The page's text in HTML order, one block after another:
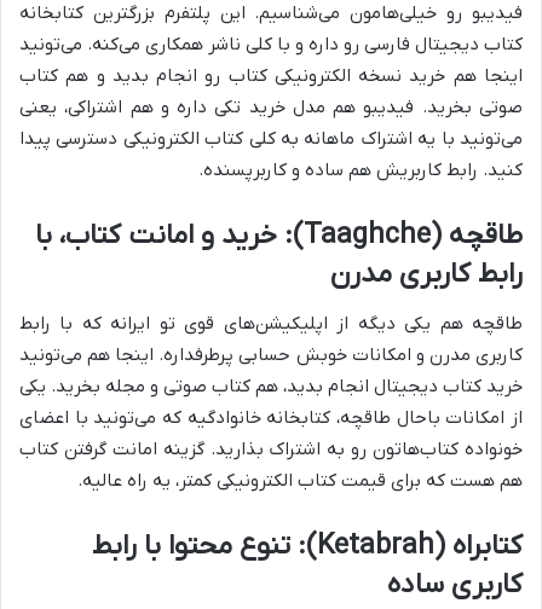
فیدیبو رو خیلی‌هامون می‌شناسیم. این پلتفرم بزرگترین کتابخانه
کتاب دیجیتال فارسی رو داره و با کلی ناشر همکاری می‌کنه. می‌تونید
اینجا هم خرید نسخه الکترونیکی کتاب رو انجام بدید و هم کتاب
صوتی بخرید. فیدیبو هم مدل خرید تکی داره و هم اشتراکی، یعنی
می‌تونید با یه اشتراک ماهانه به کلی کتاب الکترونیکی دسترسی پیدا
کنید. رابط کاربریش هم ساده و کاربرپسنده.
طاقچه (Taaghche): خرید و امانت کتاب، با
رابط کاربری مدرن
طاقچه هم یکی دیگه از اپلیکیشن‌های قوی تو ایرانه که با رابط
کاربری مدرن و امکانات خوبش حسابی پرطرفداره. اینجا هم می‌تونید
خرید کتاب دیجیتال انجام بدید، هم کتاب صوتی و مجله بخرید. یکی
از امکانات باحال طاقچه، کتابخانه خانوادگیه که می‌تونید با اعضای
خونواده کتاب‌هاتون رو به اشتراک بذارید. گزینه امانت گرفتن کتاب
هم هست که برای قیمت کتاب الکترونیکی کمتر، یه راه عالیه.
کتابراه (Ketabrah): تنوع محتوا با رابط
کاربری ساده